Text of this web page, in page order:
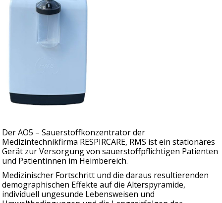
Der AO5 – Sauerstoffkonzentrator der
Medizintechnikfirma RESPIRCARE, RMS ist ein stationäres
Gerät zur Versorgung von sauerstoffpflichtigen Patienten
und Patientinnen im Heimbereich.
Medizinischer Fortschritt und die daraus resultierenden
demographischen Effekte auf die Alterspyramide,
individuell ungesunde Lebensweisen und